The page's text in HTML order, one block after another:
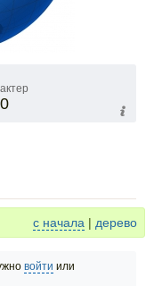
0
с начала | дерево
войти или